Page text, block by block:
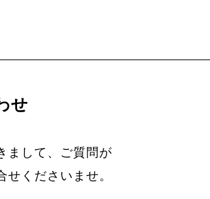
せ
まして、ご質問が
くださいませ。